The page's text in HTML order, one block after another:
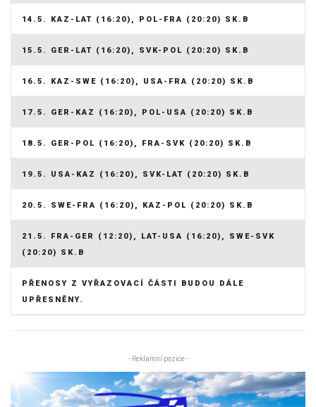
14.5. KAZ-LAT (16:20), POL-FRA (20:20) SK.B
15.5. GER-LAT (16:20), SVK-POL (20:20) SK.B
16.5. KAZ-SWE (16:20), USA-FRA (20:20) SK.B
17.5. GER-KAZ (16:20), POL-USA (20:20) SK.B
18.5. GER-POL (16:20), FRA-SVK (20:20) SK.B
19.5. USA-KAZ (16:20), SVK-LAT (20:20) SK.B
20.5. SWE-FRA (16:20), KAZ-POL (20:20) SK.B
21.5. FRA-GER (12:20), LAT-USA (16:20), SWE-SVK
(20:20) SK.B
PŘENOSY Z VYŘAZOVACÍ ČÁSTI BUDOU DÁLE
UPŘESNĚNY.
- Reklamní pozice -